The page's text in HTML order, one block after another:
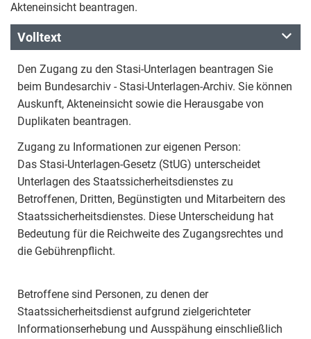
Akteneinsicht beantragen.
Volltext
Den Zugang zu den Stasi-Unterlagen beantragen Sie
beim Bundesarchiv - Stasi-Unterlagen-Archiv. Sie können
Auskunft, Akteneinsicht sowie die Herausgabe von
Duplikaten beantragen.
Zugang zu Informationen zur eigenen Person:
Das Stasi-Unterlagen-Gesetz (StUG) unterscheidet
Unterlagen des Staatssicherheitsdienstes zu
Betroffenen, Dritten, Begünstigten und Mitarbeitern des
Staatssicherheitsdienstes. Diese Unterscheidung hat
Bedeutung für die Reichweite des Zugangsrechtes und
die Gebührenpflicht.
Betroffene sind Personen, zu denen der
Staatssicherheitsdienst aufgrund zielgerichteter
Informationserhebung und Ausspähung einschließlich